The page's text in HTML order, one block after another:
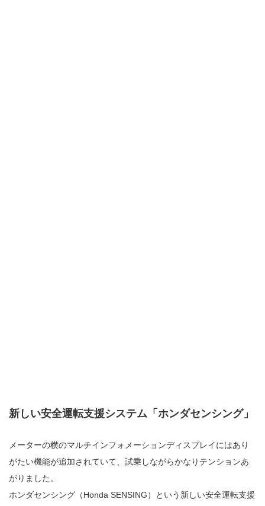
新しい安全運転支援システム「ホンダセンシング」
メーターの横のマルチインフォメーションディスプレイにはあり
がたい機能が追加されていて、試乗しながらかなりテンションあ
がりました。
ホンダセンシング（Honda SENSING）という新しい安全運転支援